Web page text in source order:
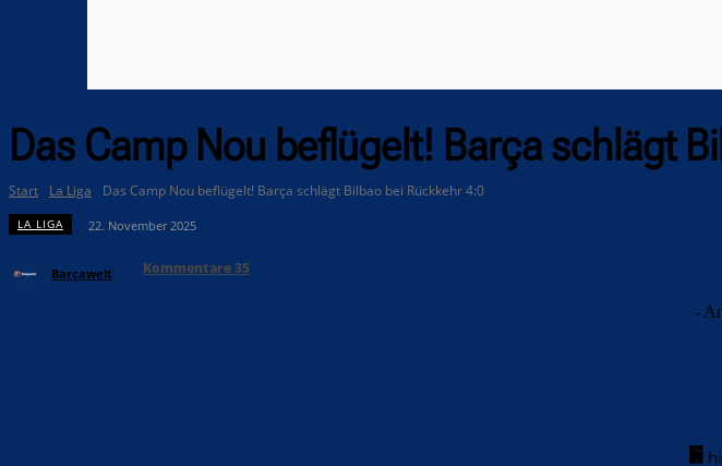
Das Camp Nou beflügelt! Barça schlägt
Start La Liga Das Camp Nou beflügelt! Barça schlägt Bilbao bei Rückkehr 4:0
LA LIGA 22. November 2025
Barçawelt Kommentare35
-